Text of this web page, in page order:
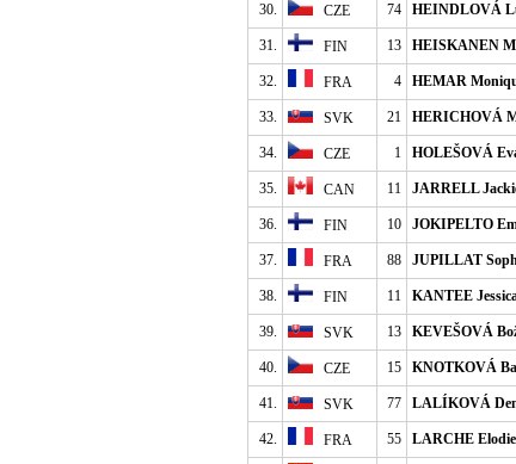
30. CZE 74 HEINDLOVÁ
31. FIN 13 HEISKANEN
32. FRA 4 HEMAR
33. SVK 21 HERICHOVÁ
34. CZE 1 HOLEŠOVÁ
35. CAN 11 JARRELL
36. FIN 10 JOKIPELTO
37. FRA 88 JUPILLAT
38. FIN 11 KANTEE
39. SVK 13 KEVEŠOVÁ
40. CZE 15 KNOTKOVÁ
41. SVK 77 LALÍKOVÁ
42. FRA 55 LARCHE Elodie